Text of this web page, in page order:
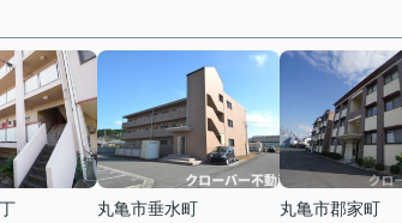
丸亀市垂水町
丸亀市郡家町